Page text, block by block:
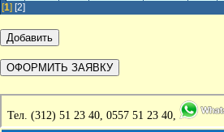
[1] [2]
Тел. (312) 51 23 40, 0557 51 23 40,